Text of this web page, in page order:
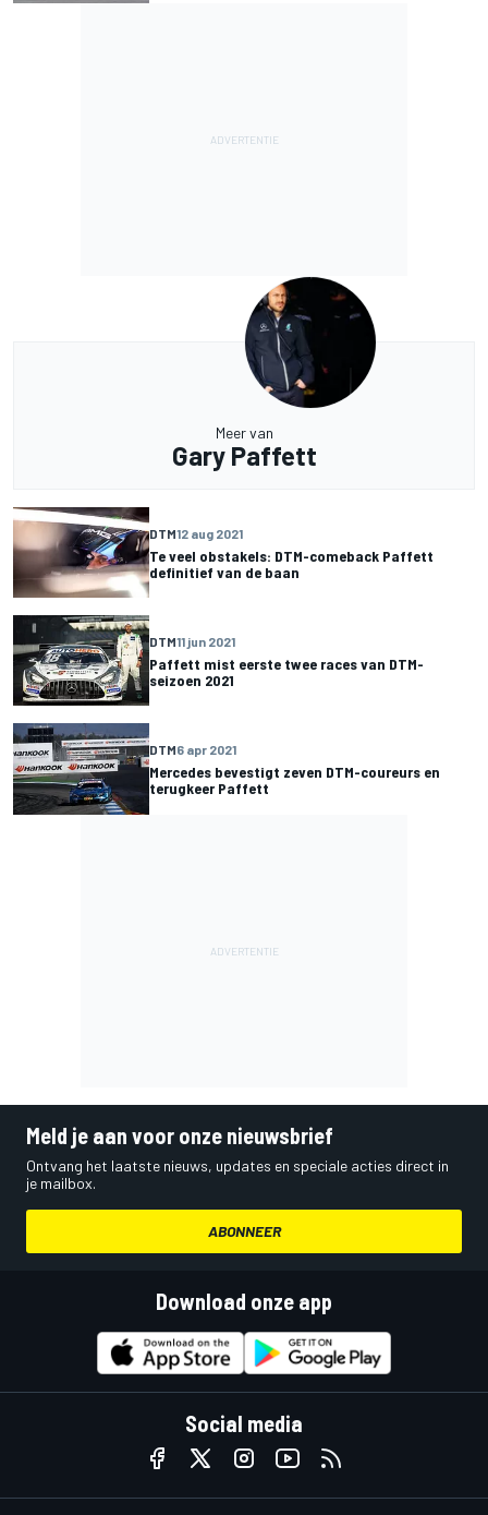
Meer van
Gary Paffett
DTM12 aug 2021
Te veel obstakels: DTM-comeback Paffett
definitief van de baan
DTM11 jun 2021
Paffett mist eerste twee races van DTM-
seizoen 2021
DTM6 apr 2021
Mercedes bevestigt zeven DTM-coureurs en
terugkeer Paffett
Meld je aan voor onze nieuwsbrief
Ontvang het laatste nieuws, updates en speciale acties direct in
je mailbox.
ABONNEER
Download onze app
Social media